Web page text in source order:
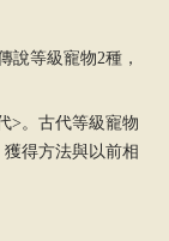
說等級寵物2種，
>。古代等級寵物
得方法與以前相